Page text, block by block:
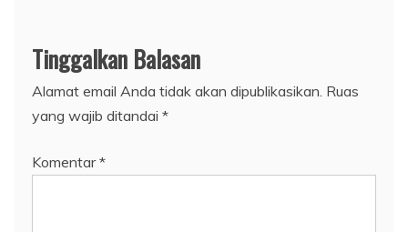
Tinggalkan Balasan
Alamat email Anda tidak akan dipublikasikan. Ruas
yang wajib ditandai *
Komentar*